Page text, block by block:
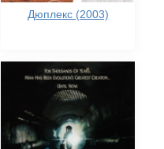
Дюплекс (2003)